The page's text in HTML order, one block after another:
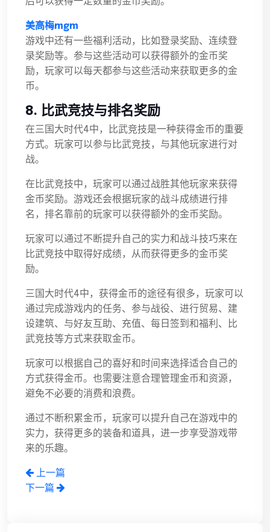
美高梅mgm
游戏中还有一些福利活动，比如登录奖励、连续登
录奖励等。参与这些活动可以获得额外的金币奖
励，玩家可以每天都参与这些活动来获取更多的金
币。
8. 比武竞技与排名奖励
在三国大时代4中，比武竞技是一种获得金币的重要
方式。玩家可以参与比武竞技，与其他玩家进行对
战。
在比武竞技中，玩家可以通过战胜其他玩家来获得
金币奖励。游戏还会根据玩家的战斗成绩进行排
名，排名靠前的玩家可以获得额外的金币奖励。
玩家可以通过不断提升自己的实力和战斗技巧来在
比武竞技中取得好成绩，从而获得更多的金币奖
励。
三国大时代4中，获得金币的途径有很多，玩家可以
通过完成游戏内的任务、参与战役、进行贸易、建
设建筑、与好友互助、充值、每日签到和福利、比
武竞技等方式来获取金币。
玩家可以根据自己的喜好和时间来选择适合自己的
方式获得金币。也需要注意合理管理金币和资源，
避免不必要的消费和浪费。
通过不断积累金币，玩家可以提升自己在游戏中的
实力，获得更多的装备和道具，进一步享受游戏带
来的乐趣。
上一篇
下一篇